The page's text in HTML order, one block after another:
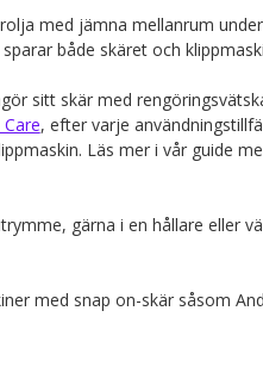
med jämna mellanrum
både skäret och
sitt skär med
, efter varje
Läs mer i vår guide
gärna i en hållare eller
med snap on-skär såsom